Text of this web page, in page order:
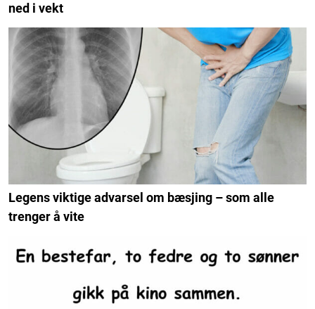
ned i vekt
Legens viktige advarsel om bæsjing – som alle
trenger å vite